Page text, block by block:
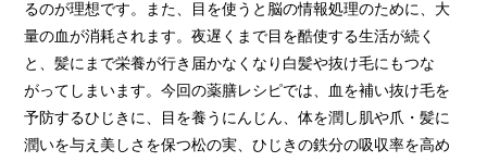
るのが理想です。また、目を使うと脳の情報処理のために、大
量の血が消耗されます。夜遅くまで目を酷使する生活が続く
と、髪にまで栄養が行き届かなくなり白髪や抜け毛にもつな
がってしまいます。今回の薬膳レシピでは、血を補い抜け毛を
予防するひじきに、目を養うにんじん、体を潤し肌や爪・髪に
潤いを与え美しさを保つ松の実、ひじきの鉄分の吸収率を高め